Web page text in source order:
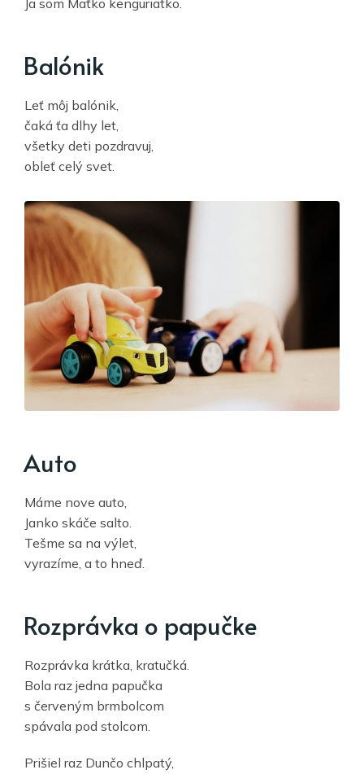
Balónik
Leť môj balónik,
čaká ťa dlhy let,
všetky deti pozdravuj,
obleť celý svet.
Auto
Máme nove auto,
Janko skáče salto.
Tešme sa na výlet,
vyrazíme, a to hneď.
Rozprávka o papučke
Rozprávka krátka, kratučká.
Bola raz jedna papučka
s červeným brmbolcom
spávala pod stolcom.
Prišiel raz Dunčo chlpatý,